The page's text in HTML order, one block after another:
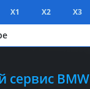
X1 X2 X3
BMW